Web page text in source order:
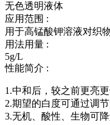
无色透明液体
应用范围 :
用于高锰酸钾溶液对织
用法用量 :
5g/L
性能简介 :
1.中和后，较之前更亮更
2.期望的白度可通过调
3.无机、酸性、生物可降